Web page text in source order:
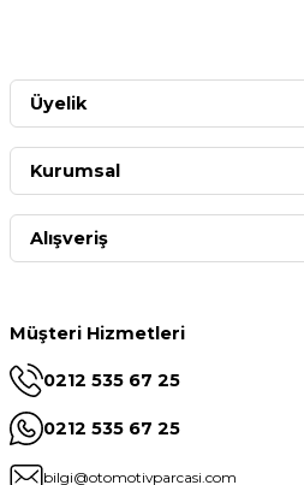
Müşteri Hizmetleri
0212 535 67 25
0212 535 67 25
bilgi@otomotivparcasi.com
Üyelik
Kurumsal
Alışveriş